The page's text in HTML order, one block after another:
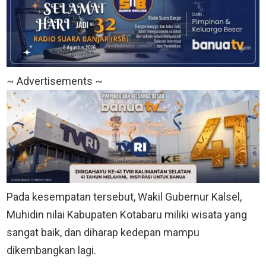
~ Advertisements ~
Pada kesempatan tersebut, Wakil Gubernur Kalsel,
Muhidin nilai Kabupaten Kotabaru miliki wisata yang
sangat baik, dan diharap kedepan mampu
dikembangkan lagi.